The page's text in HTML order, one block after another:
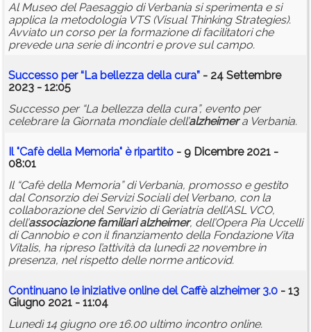
Al Museo del Paesaggio di Verbania si sperimenta e si
applica la metodologia VTS (Visual Thinking Strategies).
Avviato un corso per la formazione di facilitatori che
prevede una serie di incontri e prove sul campo.
Successo per “La bellezza della cura” - 24 Settembre
2023 - 12:05
Successo per “La bellezza della cura”, evento per
celebrare la Giornata mondiale dell’alzheimera Verbania.
Il "Cafè della Memoria" è ripartito - 9 Dicembre 2021 -
08:01
Il “Cafè della Memoria” di Verbania, promosso e gestito
dal Consorzio dei Servizi Sociali del Verbano, con la
collaborazione del Servizio di Geriatria dell’ASL VCO,
dell’associazione familiari alzheimer, dell’Opera Pia Uccelli
di Cannobio e con il finanziamento della Fondazione Vita
Vitalis, ha ripreso l’attività da lunedì 22 novembre in
presenza, nel rispetto delle norme anticovid.
Continuano le iniziative online del Caffè alzheimer3.0 - 13
Giugno 2021 - 11:04
Lunedì 14 giugno ore 16.00 ultimo incontro online.